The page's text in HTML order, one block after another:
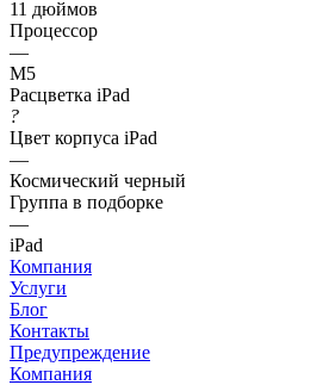
11 дюймов
Процессор
—
M5
Расцветка iPad
?
Цвет корпуса iPad
—
Космический черный
Группа в подборке
—
iPad
Компания
Услуги
Блог
Контакты
Предупреждение
Компания